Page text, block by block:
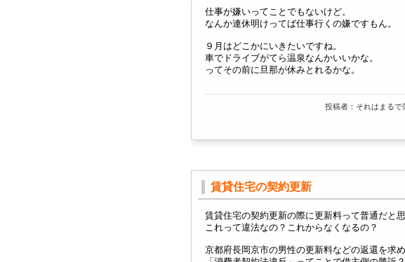
仕事が嫌いってことでもないけど。
なんか連休明けってば仕事行くの嫌ですもん。
９月はどこかにいきたいですね。
車でドライブがてら温泉なんかいいかな。
ってその前に旦那が休みとれるかな。
投稿者：それはまるで
賃貸住宅の契約更新
賃貸住宅の契約更新の際に更新料って普通だと思
これって違法なの？これからなくなるの？
京都府長岡京市の男性の更新料などの返還を求